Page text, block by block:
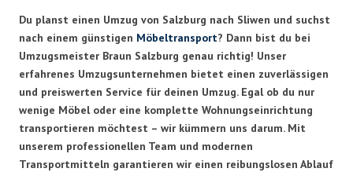
Du planst einen Umzug von Salzburg nach Sliwen und suchst
nach einem günstigen Möbeltransport? Dann bist du bei
Umzugsmeister Braun Salzburg genau richtig! Unser
erfahrenes Umzugsunternehmen bietet einen zuverlässigen
und preiswerten Service für deinen Umzug. Egal ob du nur
wenige Möbel oder eine komplette Wohnungseinrichtung
transportieren möchtest – wir kümmern uns darum. Mit
unserem professionellen Team und modernen
Transportmitteln garantieren wir einen reibungslosen Ablauf